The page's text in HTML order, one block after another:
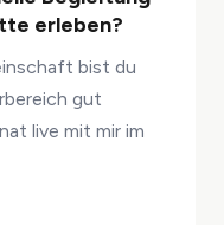
erleben?
bist du
gut
live mit mir im